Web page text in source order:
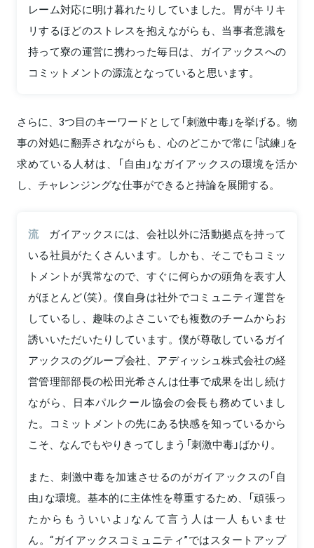
レーム対応に明け暮れたりしていました。胃がキリキ
リするほどのストレスを抱えながらも、当事者意識を
持って寮の運営に携わった毎日は、ガイアックスへの
コミットメントの源流となっていると思います。
さらに、3つ目のキーワードとして「刺激中毒」を挙げる。物
事の対処に翻弄されながらも、心のどこかで常に「試練」を
求めている人材は、「自由」なガイアックスの環境を活か
し、チャレンジングな仕事ができると持論を展開する。
流
ガイアックスには、会社以外に活動拠点を持って
いる社員がたくさんいます。しかも、そこでもコミッ
トメントが異常なので、すぐに何らかの頭角を表す人
がほとんど（笑）。僕自身は社外でコミュニティ運営を
しているし、趣味のよさこいでも複数のチームからお
誘いいただいたりしています。僕が尊敬しているガイ
アックスのグループ会社、アディッシュ株式会社の経
営管理部部長の松田光希さんは仕事で成果を出し続け
ながら、日本パルクール協会の会長も務めていまし
た。コミットメントの先にある快感を知っているから
こそ、なんでもやりきってしまう「刺激中毒」ばかり。
また、刺激中毒を加速させるのがガイアックスの「自
由」な環境。基本的に主体性を尊重するため、「頑張っ
たからもういいよ」なんて言う人は一人もいませ
ん。“ガイアックスコミュニティ”ではスタートアップ